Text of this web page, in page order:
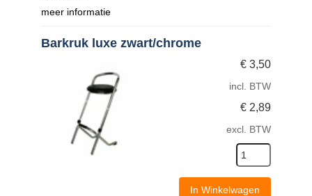
meer informatie
Barkruk luxe zwart/chrome
€ 3,50
incl. BTW
€ 2,89
excl. BTW
In Winkelwagen